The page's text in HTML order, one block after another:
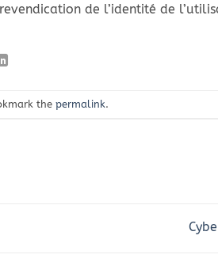
de l’identité de
thepermalink.